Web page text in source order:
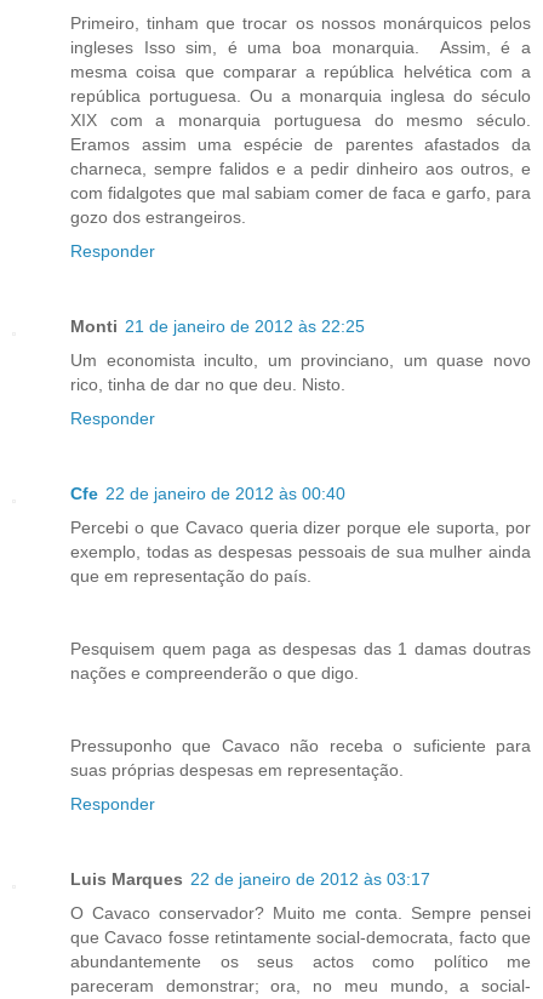
Primeiro, tinham que trocar os nossos monárquicos pelos
ingleses Isso sim, é uma boa monarquia. Assim, é a
mesma coisa que comparar a república helvética com a
república portuguesa. Ou a monarquia inglesa do século
XIX com a monarquia portuguesa do mesmo século.
Eramos assim uma espécie de parentes afastados da
charneca, sempre falidos e a pedir dinheiro aos outros, e
com fidalgotes que mal sabiam comer de faca e garfo, para
gozo dos estrangeiros.
Responder
Monti 21 de janeiro de 2012 às 22:25
Um economista inculto, um provinciano, um quase novo
rico, tinha de dar no que deu. Nisto.
Responder
Cfe 22 de janeiro de 2012 às 00:40
Percebi o que Cavaco queria dizer porque ele suporta, por
exemplo, todas as despesas pessoais de sua mulher ainda
que em representação do país.
Pesquisem quem paga as despesas das 1 damas doutras
nações e compreenderão o que digo.
Pressuponho que Cavaco não receba o suficiente para
suas próprias despesas em representação.
Responder
Luis Marques 22 de janeiro de 2012 às 03:17
O Cavaco conservador? Muito me conta. Sempre pensei
que Cavaco fosse retintamente social-democrata, facto que
abundantemente os seus actos como político me
pareceram demonstrar; ora, no meu mundo, a social-